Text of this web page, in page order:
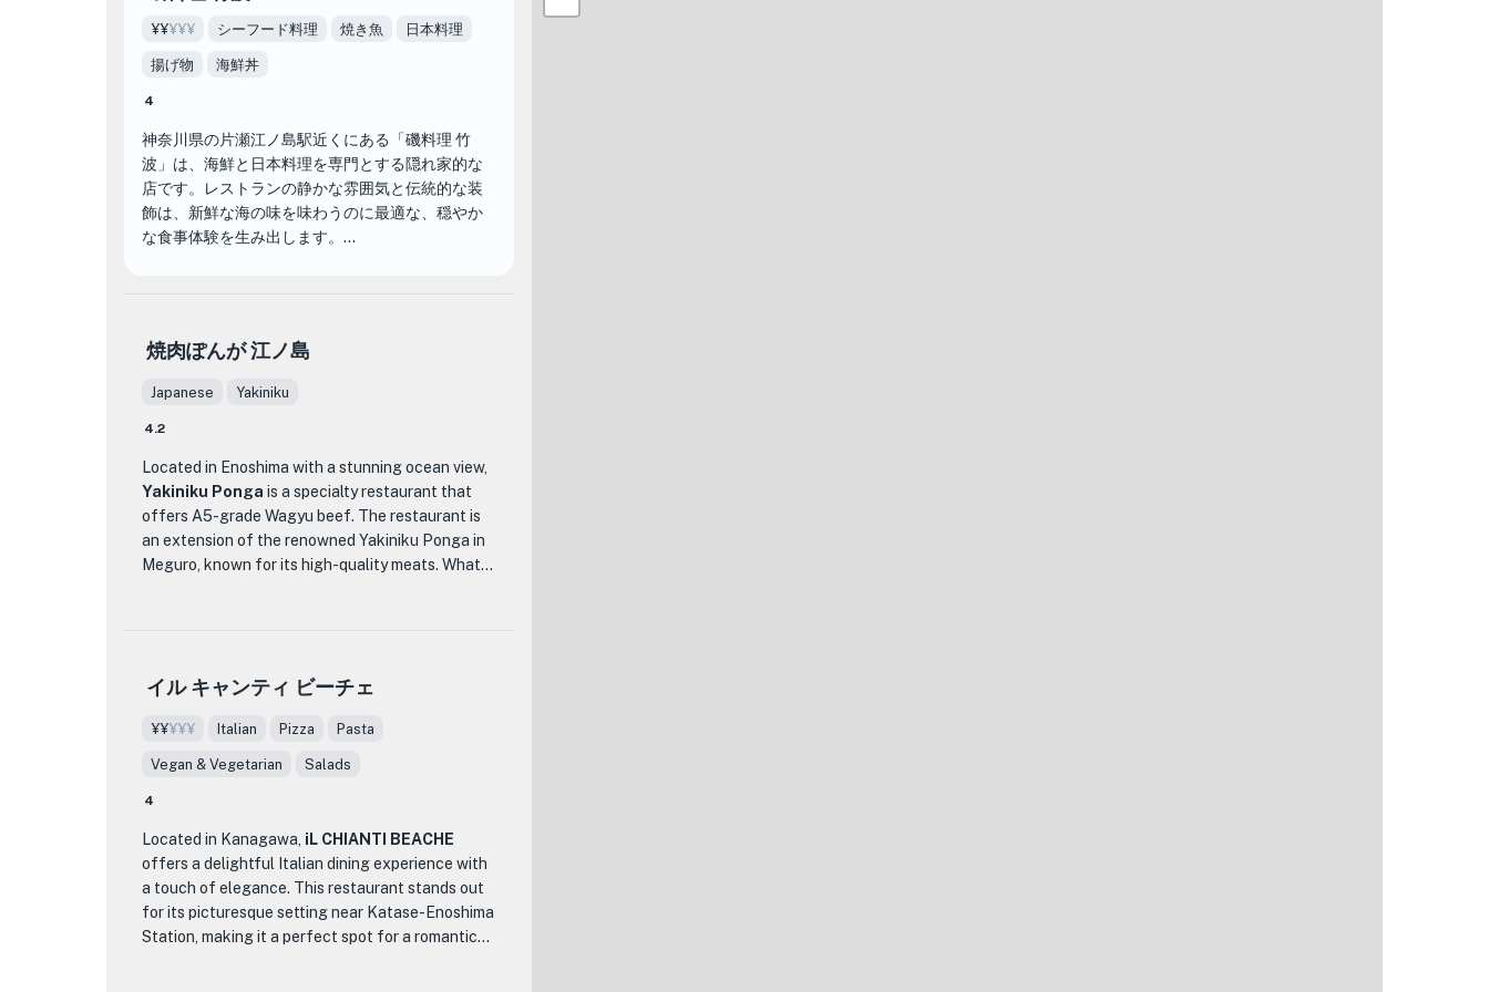
¥¥¥¥¥ シーフード料理 焼き魚 日本料理
揚げ物 海鮮丼
4
神奈川県の片瀬江ノ島駅近くにある「磯料理 竹
波」は、海鮮と日本料理を専門とする隠れ家的な
店です。レストランの静かな雰囲気と伝統的な装
飾は、新鮮な海の味を味わうのに最適な、穏やか
な食事体験を生み出します。
まな美味しい料理が自慢です。 磯料理 竹波 の熟練
したシェフは、細部まで細心の注意を払い、各料
の味が溢れていることを保証します。
磯料理 竹波 の特徴は、高品質の地元産の食材を使
用して、日本料理の伝統の真髄を称える料理を作
るという取り組みです。あなたがシーフード愛好
家であっても、単に思い出に残る食事体験を楽し
みたいと考えている人であっても、磯料理 竹波 は
焼肉ぽんが 江ノ島
Japanese Yakiniku
4.2
Located in Enoshima with a stunning ocean view,
Yakiniku Ponga is a specialty restaurant that
offers A5-grade Wagyu beef. The restaurant is
an extension of the renowned Yakiniku Ponga in
Meguro, known for its high-quality meats. What
available.
The restaurant boasts a variety of menu items,
including the popular 'Yakiniku Ponga Ultimate
Wagyu sushi and thick-cut tongue salt. The
ambiance is carefully designed to cater to a wide
range of diners, from couples enjoying the sunset
at the window-side counter seats to families in
the cozy sofa area. Additionally, the restaurant's
attention to detail extends to using top-quality
イル キャンティ ビーチェ
¥¥¥¥¥ Italian Pizza Pasta
Vegan & Vegetarian Salads
4
Located in Kanagawa, iL CHIANTI BEACHE
offers a delightful Italian dining experience with
a touch of elegance. This restaurant stands out
for its picturesque setting near Katase-Enoshima
Station, making it a perfect spot for a romantic